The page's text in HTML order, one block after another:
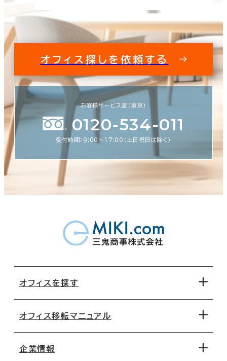
オフィス探しを依頼する
お客様サービス室（東京）
0120-534-011
受付時間：9:00〜17:00（土日祝日は除く）
オフィスを探す
地図から探す
オフィス移転マニュアル
企業情報